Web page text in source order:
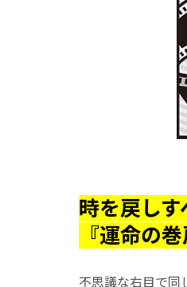
時を戻し
『運命の巻
不思議な右目で